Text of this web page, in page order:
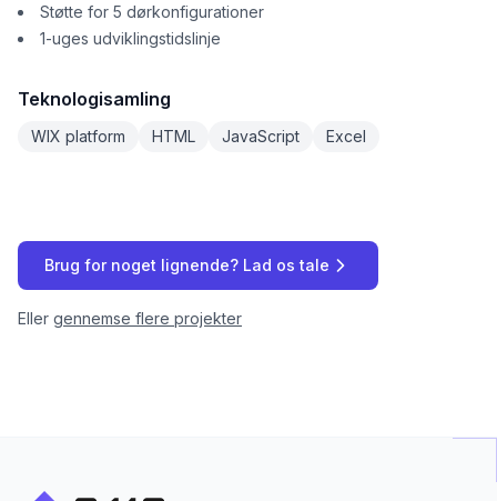
Støtte for 5 dørkonfigurationer
1-uges udviklingstidslinje
Teknologisamling
WIX platform HTML JavaScript Excel
Brug for noget lignende? Lad os tale
Eller gennemse flere projekter